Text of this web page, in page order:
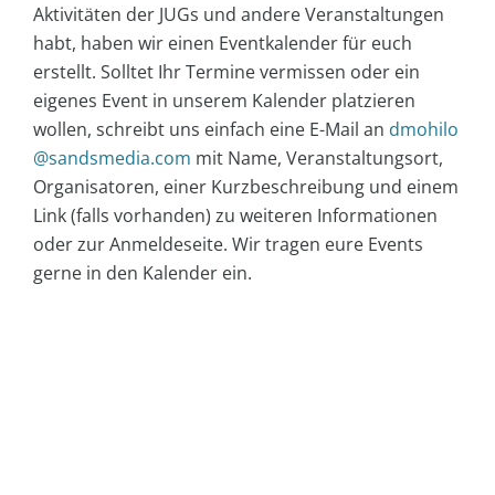
Aktivitäten der JUGs und andere Veranstaltungen
habt, haben wir einen Eventkalender für euch
erstellt. Solltet Ihr Termine vermissen oder ein
eigenes Event in unserem Kalender platzieren
wollen, schreibt uns einfach eine E-Mail an dmohilo
@sandsmedia.com mit Name, Veranstaltungsort,
Organisatoren, einer Kurzbeschreibung und einem
Link (falls vorhanden) zu weiteren Informationen
oder zur Anmeldeseite. Wir tragen eure Events
gerne in den Kalender ein.